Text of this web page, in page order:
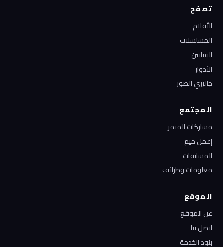
تصفح
الأفلام
المسلسلات
الفنانين
الأدوار
جاليري الصور
المجتمع
مشاركات الميمز
إعمل ميم
المسابقات
معلومات وطرائف
الموقع
عن الموقع
اتصل بنا
بنود الخدمة